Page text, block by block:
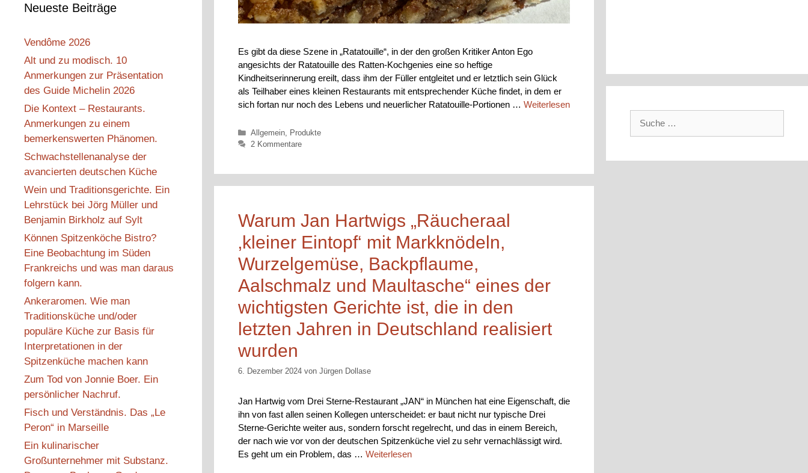
Es gibt da diese Szene in „Ratatouille“, in der den großen Kritiker Anton Ego
angesichts der Ratatouille des Ratten-Kochgenies eine so heftige
Kindheitserinnerung ereilt, dass ihm der Füller entgleitet und er letztlich sein Glück
als Teilhaber eines kleinen Restaurants mit entsprechender Küche findet, in dem er
sich fortan nur noch des Lebens und neuerlicher Ratatouille-Portionen … Weiterlesen
Kategorien
Allgemein,
Produkte
2 Kommentare
Warum Jan Hartwigs „Räucheraal
‚kleiner Eintopf‘ mit Markknödeln,
Wurzelgemüse, Backpflaume,
Aalschmalz und Maultasche“ eines der
wichtigsten Gerichte ist, die in den
letzten Jahren in Deutschland realisiert
wurden
6. Dezember 2024 von Jürgen Dollase
Jan Hartwig vom Drei Sterne-Restaurant „JAN“ in München hat eine Eigenschaft, die
ihn von fast allen seinen Kollegen unterscheidet: er baut nicht nur typische Drei
Sterne-Gerichte weiter aus, sondern forscht regelrecht, und das in einem Bereich,
der nach wie vor von der deutschen Spitzenküche viel zu sehr vernachlässigt wird.
Es geht um ein Problem, das … Weiterlesen
Neueste Beiträge
Vendôme 2026
Alt und zu modisch. 10
Anmerkungen zur Präsentation
des Guide Michelin 2026
Die Kontext – Restaurants.
Anmerkungen zu einem
bemerkenswerten Phänomen.
Schwachstellenanalyse der
avancierten deutschen Küche
Wein und Traditionsgerichte. Ein
Lehrstück bei Jörg Müller und
Benjamin Birkholz auf Sylt
Können Spitzenköche Bistro?
Eine Beobachtung im Süden
Frankreichs und was man daraus
folgern kann.
Ankeraromen. Wie man
Traditionsküche und/oder
populäre Küche zur Basis für
Interpretationen in der
Spitzenküche machen kann
Zum Tod von Jonnie Boer. Ein
persönlicher Nachruf.
Fisch und Verständnis. Das „Le
Peron“ in Marseille
Ein kulinarischer
Großunternehmer mit Substanz.
Suche